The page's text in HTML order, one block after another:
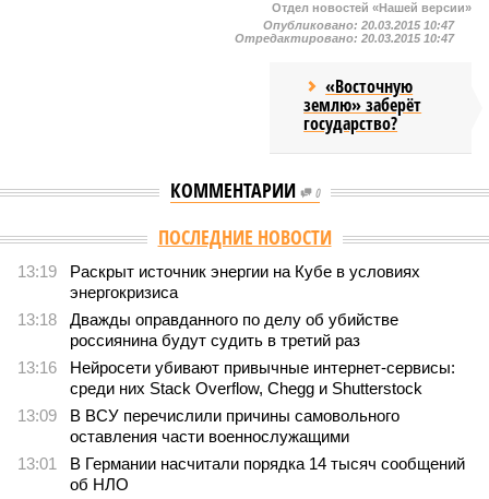
Отдел новостей «Нашей версии»
Опубликовано: 20.03.2015 10:47
Отредактировано: 20.03.2015 10:47
«Восточную
землю» заберёт
государство?
КОММЕНТАРИИ 0
ПОСЛЕДНИЕ НОВОСТИ
13:19
Раскрыт источник энергии на Кубе в условиях
энергокризиса
13:18
Дважды оправданного по делу об убийстве
россиянина будут судить в третий раз
13:16
Нейросети убивают привычные интернет-сервисы:
среди них Stack Overflow, Chegg и Shutterstock
13:09
В ВСУ перечислили причины самовольного
оставления части военнослужащими
13:01
В Германии насчитали порядка 14 тысяч сообщений
об НЛО